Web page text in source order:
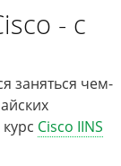
- с
заняться чем-
Cisco IINS